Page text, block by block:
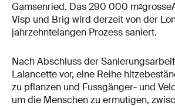
Gamsenried. Das 290 000 m2grosse
Visp und Brig wird derzeit von der
jahrzehntelangen Prozess saniert.
Nach Abschluss der
Lalancette vor, eine Reihe
zu pflanzen und Fussgänger- und
um die Menschen zu ermutigen,